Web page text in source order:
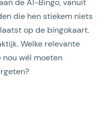
de AI-Bingo, vanuit
die hen stiekem niets
op de bingokaart.
Welke relevante
nou wél moeten